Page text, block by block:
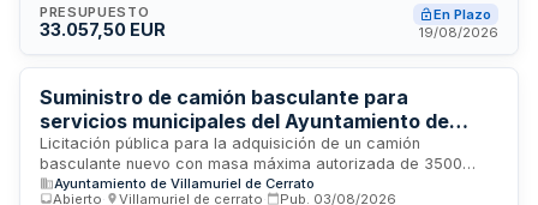
instalaciones municipales, rotulación del vehículo, formación
del personal usuario y garantía de fabricación. La
Ambiental para el ejercicio 2026.
PRESUPUESTO
33.057,50 EUR
En Plazo
19/08/2026
Suministro de camión basculante para
servicios municipales del Ayuntamiento de
Villamuriel de Cerrato
Licitación pública para la adquisición de un camión
basculante nuevo con masa máxima autorizada de 3500
kilogramos destinado al personal de servicios del
Ayuntamiento de Villamuriel de Cerrato
Abierto
Villamuriel de cerrato Pub. 03/08/2026